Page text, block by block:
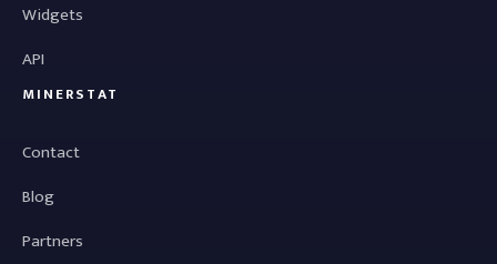
Widgets
API
MINERSTAT
Contact
Blog
Partners